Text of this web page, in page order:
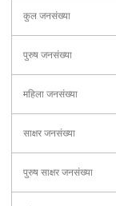
कुल जनसंख्या
पुरुष जनसंख्या
महिला जनसंख्या
साक्षर जनसंख्या
पुरुष साक्षर जनसंख्या